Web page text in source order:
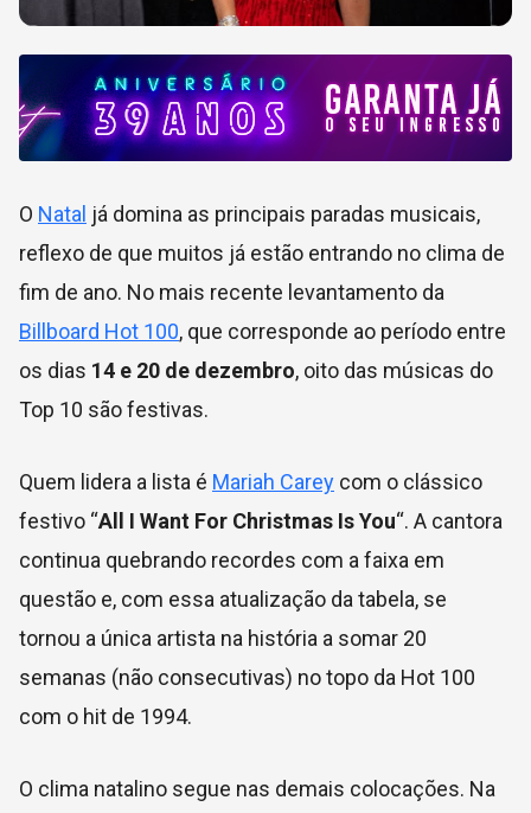
O Natal já domina as principais paradas musicais,
reflexo de que muitos já estão entrando no clima de
fim de ano. No mais recente levantamento da
Billboard Hot 100, que corresponde ao período entre
os dias 14 e 20 de dezembro, oito das músicas do
Top 10 são festivas.
Quem lidera a lista é Mariah Carey com o clássico
festivo “All I Want For Christmas Is You“. A cantora
continua quebrando recordes com a faixa em
questão e, com essa atualização da tabela, se
tornou a única artista na história a somar 20
semanas (não consecutivas) no topo da Hot 100
com o hit de 1994.
O clima natalino segue nas demais colocações. Na